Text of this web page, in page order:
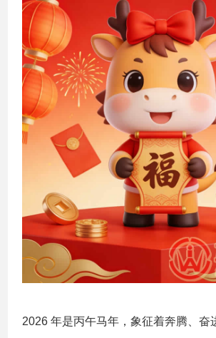
2026 年是丙午马年，象征着奔腾、奋